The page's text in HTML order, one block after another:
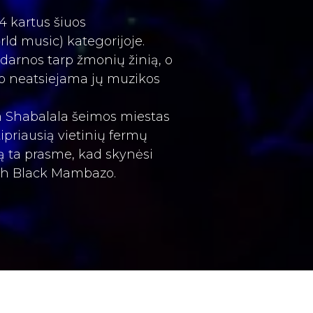
kartus šiuos
music) kategorijoje.
tarp žmonių žinią, o
neatsiejama jų muzikos
šeimos miestas
vietinių fermų
ta prasme, kad skynėsi
Black Mambazo.